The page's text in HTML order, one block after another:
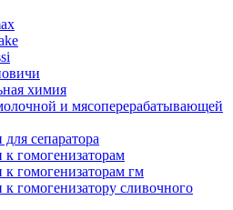
химия
и мясоперерабатывающей
сепаратора
к гомогенизаторам
к гомогенизаторам гм
к гомогенизатору сливочного